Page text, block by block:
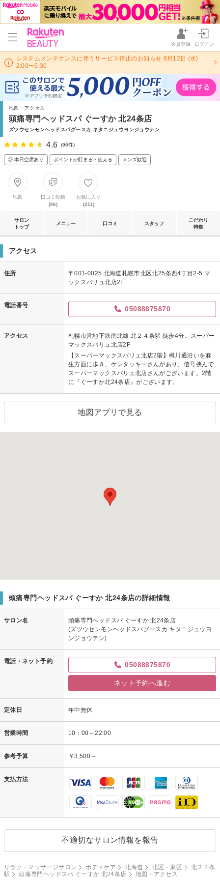
会員登録 ログイン
システムメンテナンスに伴うサービス停止のお知らせ 8月12日 (水)
2:00〜5:30
地図・アクセス
頭痛専門ヘッドスパ ぐーすか 北24条店
ズツウセンモンヘッドスパグースカ キタニジュウヨンジョウテン
4.6 (96件)
◎ 本日空席あり ポイントが貯まる・使える メンズ歓迎
地図
口コミ投稿
(96)
お気に入り
(211)
サロン
トップ
メニュー 口コミ スタッフ
こだわり
特集
アクセス
住所
〒001-0025 北海道札幌市北区北25条西4丁目2-5 マ
ックスバリュ北店2F
電話番号 05088875870
アクセス
札幌市営地下鉄南北線 北２４条駅 徒歩4分。スーパー
マックスバリュ北店2F
【スーパーマックスバリュ北店2階】樽川通沿いを麻
生方面に歩き、ケンタッキーさんがあり、信号挟んで
スーパーマックスバリュ北店さんがございます。2階
に『ぐーすか北24条店』がございます。
地図アプリで見る
頭痛専門ヘッドスパ ぐーすか 北24条店の詳細情報
サロン名
頭痛専門ヘッドスパ ぐーすか 北24条店
(ズツウセンモンヘッドスパグースカ キタニジュウヨ
ンジョウテン)
電話・ネット予約 05088875870
ネット予約へ進む
定休日 年中無休
営業時間 10：00～22:00
参考予算 ￥3,500～
支払方法
不適切なサロン情報を報告
リラク・マッサージサロン ボディケア 北海道 北区・東区
北２４条
駅
頭痛専門ヘッドスパ ぐーすか 北24条店 地図・アクセス